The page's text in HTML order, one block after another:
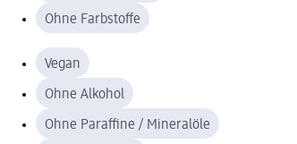
Ohne Farbstoffe
Vegan
Ohne Alkohol
Ohne Paraffine / Mineralöle